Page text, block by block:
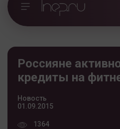
Россияне
кредиты на
Новость
01.09.2015
1364